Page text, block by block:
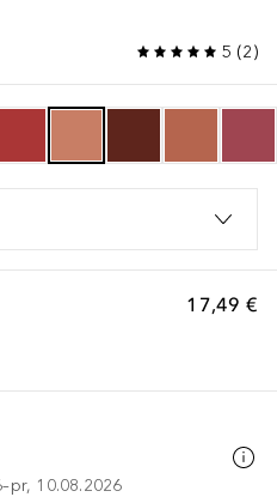
5 (2)
17,49 €
10.08.2026